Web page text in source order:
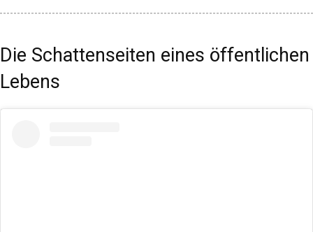
Die Schattenseiten eines öffentlichen
Lebens